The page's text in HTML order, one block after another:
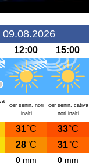
12:00 15:00
cer senin, nori
inalti
cer senin, cativa
nori inalti
31°C 33°C
28°C 31°C
0mm 0mm